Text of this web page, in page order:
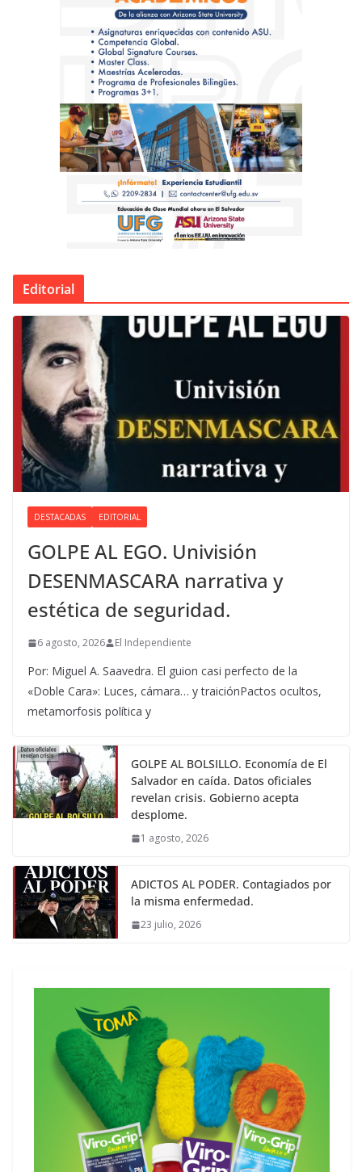
Editorial
DESTACADAS EDITORIAL
GOLPE AL EGO. Univisión
DESENMASCARA narrativa y
estética de seguridad.
6 agosto, 2026 El Independiente
Por: Miguel A. Saavedra. El guion casi perfecto de la
«Doble Cara»: Luces, cámara… y traiciónPactos ocultos,
metamorfosis política y
GOLPE AL BOLSILLO. Economía de El
Salvador en caída. Datos oficiales
revelan crisis. Gobierno acepta
desplome.
1 agosto, 2026
ADICTOS AL PODER. Contagiados por
la misma enfermedad.
23 julio, 2026